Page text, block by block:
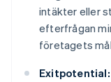
intäkter eller
efterfrågan
företagets
Exitpotential: